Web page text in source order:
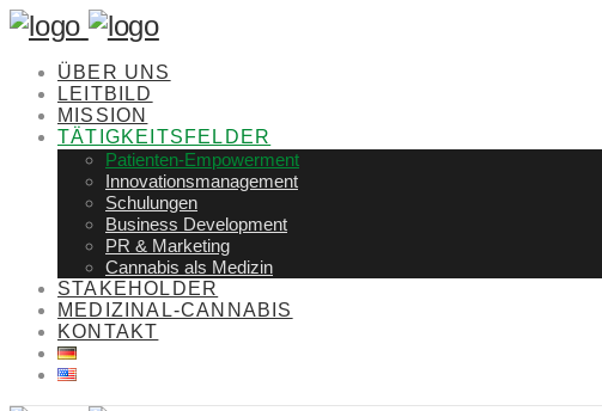
ÜBER UNS
LEITBILD
MISSION
TÄTIGKEITSFELDER
Patienten-Empowerment
Innovationsmanagement
Schulungen
Business Development
PR & Marketing
Cannabis als Medizin
STAKEHOLDER
MEDIZINAL-CANNABIS
KONTAKT